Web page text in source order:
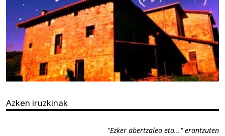
Azken iruzkinak
"Ezker abertzalea eta..." erantzuten